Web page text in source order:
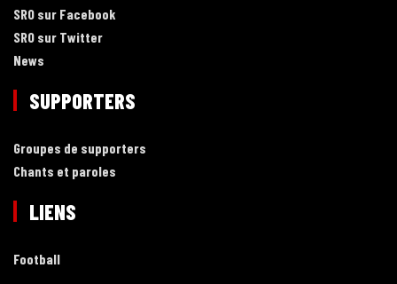
SRO sur Facebook
SRO sur Twitter
News
SUPPORTERS
Groupes de supporters
Chants et paroles
LIENS
Football